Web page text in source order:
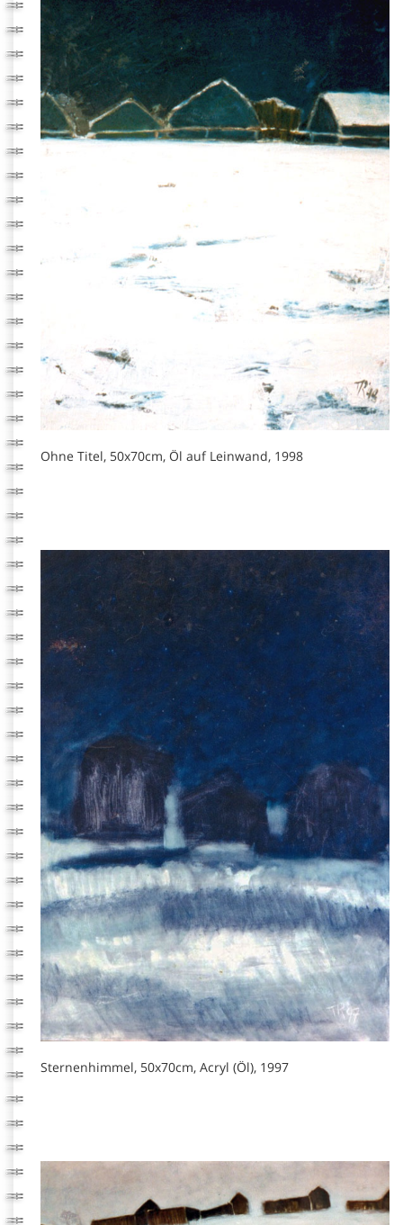
Ohne Titel, 50x70cm, Öl auf Leinwand, 1998
Sternenhimmel, 50x70cm, Acryl (Öl), 1997